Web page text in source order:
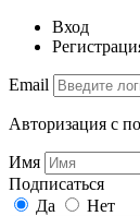
Вход
Email
Авторизация с
Имя
Подписаться
Да
Нет